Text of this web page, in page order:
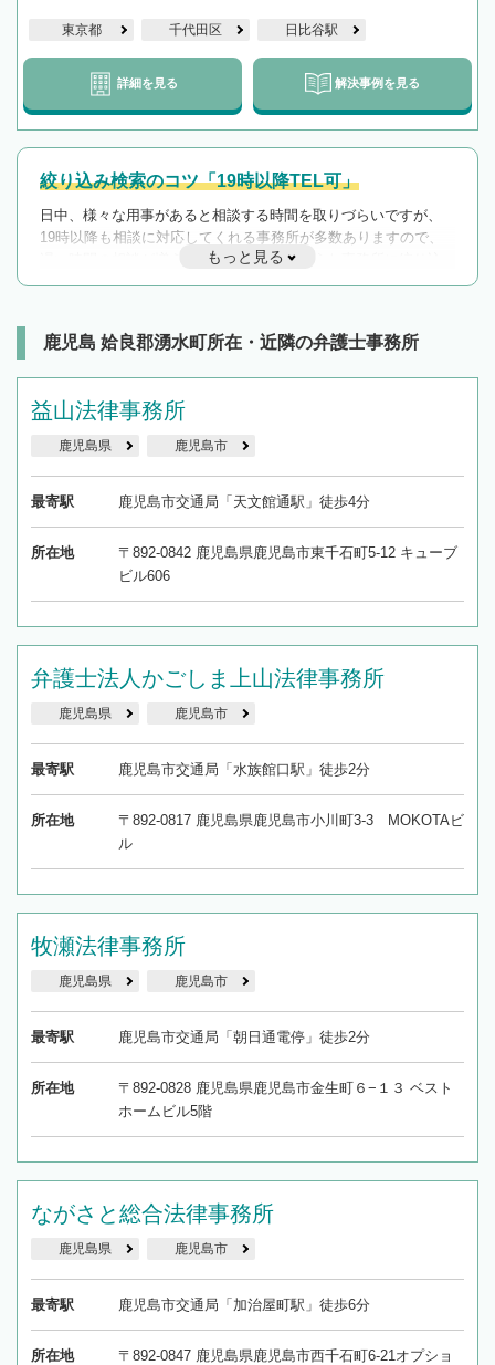
東京都 千代田区 日比谷駅
詳細を見る 解決事例を見る
絞り込み検索のコツ「19時以降TEL可」
日中、様々な用事があると相談する時間を取りづらいですが、
19時以降も相談に対応してくれる事務所が多数ありますので、
遅い時間の相談が増えそうな場合はそのような事務所に絞り込
んで検索してみましょう。
を加えて再検索
もっと見る
鹿児島 姶良郡湧水町所在・近隣の弁護士事務所
益山法律事務所
鹿児島県 鹿児島市
最寄駅 鹿児島市交通局「天文館通駅」徒歩4分
所在地
〒892-0842 鹿児島県鹿児島市東千石町5-12 キューブ
ビル606
弁護士法人かごしま上山法律事務所
鹿児島県 鹿児島市
最寄駅 鹿児島市交通局「水族館口駅」徒歩2分
所在地
〒892-0817 鹿児島県鹿児島市小川町3-3 MOKOTAビ
ル
牧瀬法律事務所
鹿児島県 鹿児島市
最寄駅 鹿児島市交通局「朝日通電停」徒歩2分
所在地
〒892-0828 鹿児島県鹿児島市金生町６−１３ ベスト
ホームビル5階
ながさと総合法律事務所
鹿児島県 鹿児島市
最寄駅 鹿児島市交通局「加治屋町駅」徒歩6分
所在地
〒892-0847 鹿児島県鹿児島市西千石町6-21オプショ